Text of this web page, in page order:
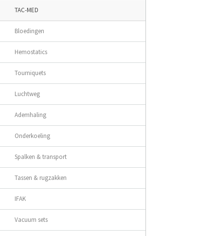
TAC-MED
Bloedingen
Hemostatics
Tourniquets
Luchtweg
Ademhaling
Onderkoeling
Spalken & transport
Tassen & rugzakken
IFAK
Vacuum sets